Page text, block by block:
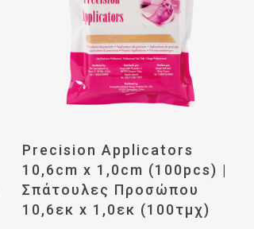
Διαβάστε Περισσότερα
Precision Applicators
10,6cm x 1,0cm (100pcs) |
Σπάτουλες Προσώπου
10,6εκ x 1,0εκ (100τμχ)